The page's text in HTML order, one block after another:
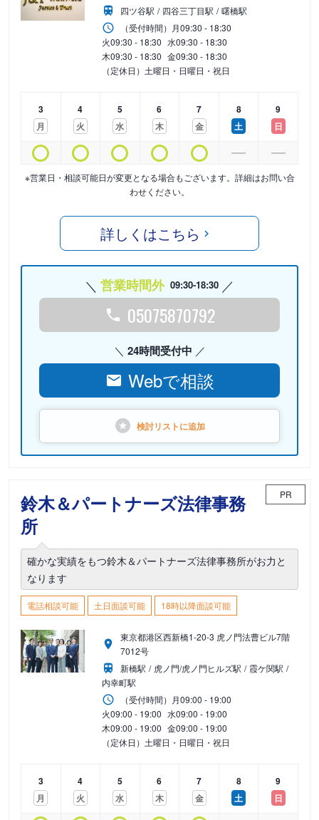
四ツ谷駅
四谷三丁目駅
曙橋駅
（受付時間） 月09:30 - 18:30
火09:30 - 18:30 水09:30 - 18:30
木09:30 - 18:30 金09:30 - 18:30
（定休日）土曜日・日曜日・祝日
3
月
4
火
5
水
6
木
7
金
8
土
9
日
※営業日・相談可能日が変更となる場合もございます。詳細はお問い合
わせください。
詳しくはこちら
営業時間外 09:30-18:30
05075870792
24時間受付中
Webで相談
検討リストに追加
鈴木＆パートナーズ法律事務
所
PR
確かな実績をもつ鈴木＆パートナーズ法律事務所がお力と
なります
電話相談可能 土日面談可能 18時以降面談可能
東京都港区西新橋1-20-3 虎ノ門法曹ビル7階
7012号
新橋駅
虎ノ門/虎ノ門ヒルズ駅
霞ケ関駅
内幸町駅
（受付時間） 月09:00 - 19:00
火09:00 - 19:00 水09:00 - 19:00
木09:00 - 19:00 金09:00 - 19:00
（定休日）土曜日・日曜日・祝日
3
月
4
火
5
水
6
木
7
金
8
土
9
日